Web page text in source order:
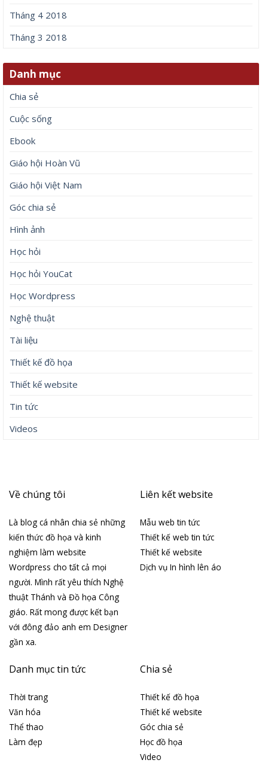
Tháng 4 2018
Tháng 3 2018
Danh mục
Chia sẻ
Cuộc sống
Ebook
Giáo hội Hoàn Vũ
Giáo hội Việt Nam
Góc chia sẻ
Hình ảnh
Học hỏi
Học hỏi YouCat
Học Wordpress
Nghệ thuật
Tài liệu
Thiết kế đồ họa
Thiết kế website
Tin tức
Videos
Về chúng tôi
Là blog cá nhân chia sẻ những
kiến thức đồ họa và kinh
nghiệm làm website
Wordpress cho tất cả mọi
người. Mình rất yêu thích Nghệ
thuật Thánh và Đồ họa Công
giáo. Rất mong được kết bạn
với đông đảo anh em Designer
gần xa.
Liên kết website
Mẫu web tin tức
Thiết kế web tin tức
Thiết kế website
Dịch vụ In hình lên áo
Danh mục tin tức
Thời trang
Văn hóa
Thể thao
Làm đẹp
Chia sẻ
Thiết kế đồ họa
Thiết kế website
Góc chia sẻ
Học đồ họa
Video